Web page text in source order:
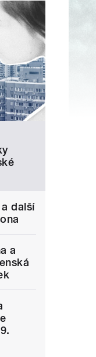
další
a